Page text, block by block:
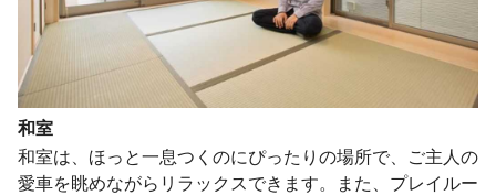
和室
和室は、ほっと一息つくのにぴったりの場所で、ご主人の
愛車を眺めながらリラックスできます。また、プレイルー